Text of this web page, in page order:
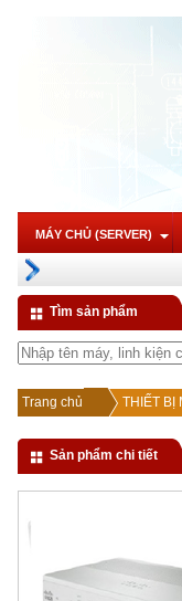
MÁY CHỦ (SERVER)
Tìm sản phẩm
Trang chủ THIẾT BỊ
Sản phẩm chi tiết